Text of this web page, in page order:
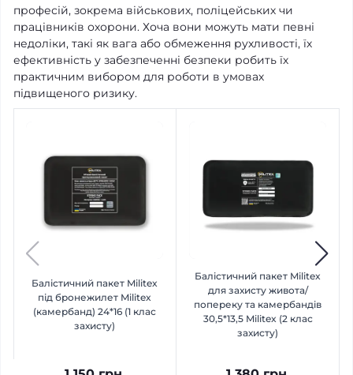
професій, зокрема військових, поліцейських чи
працівників охорони. Хоча вони можуть мати певні
недоліки, такі як вага або обмеження рухливості, їх
ефективність у забезпеченні безпеки робить їх
практичним вибором для роботи в умовах
підвищеного ризику.
Балістичний пакет Militex
під бронежилет Militex
(камербанд) 24*16 (1 клас
захисту)
Балістичний пакет Militex
для захисту живота/
попереку та камербандів
30,5*13,5 Militex (2 клас
захисту)